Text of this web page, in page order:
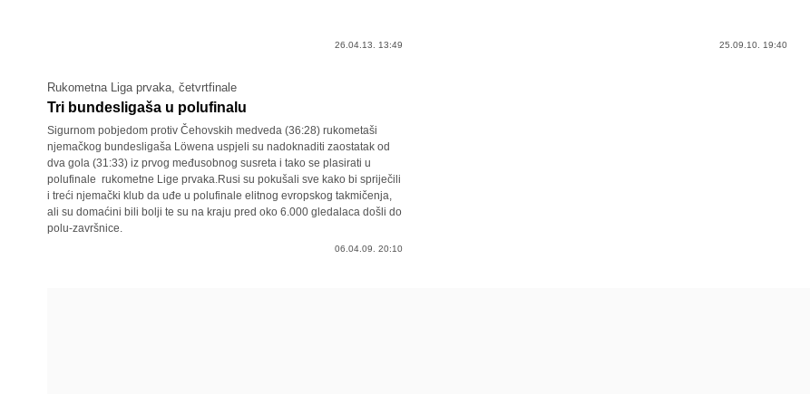
26.04.13. 13:49 25.09.10. 19:40
Rukometna Liga prvaka, četvrtfinale
Tri bundesligaša u polufinalu
Sigurnom pobjedom protiv Čehovskih medveda (36:28) rukometaši
njemačkog bundesligaša Löwena uspjeli su nadoknaditi zaostatak od
dva gola (31:33) iz prvog međusobnog susreta i tako se plasirati u
polufinale rukometne Lige prvaka.Rusi su pokušali sve kako bi spriječili
i treći njemački klub da uđe u polufinale elitnog evropskog takmičenja,
ali su domaćini bili bolji te su na kraju pred oko 6.000 gledalaca došli do
polu-završnice.
06.04.09. 20:10